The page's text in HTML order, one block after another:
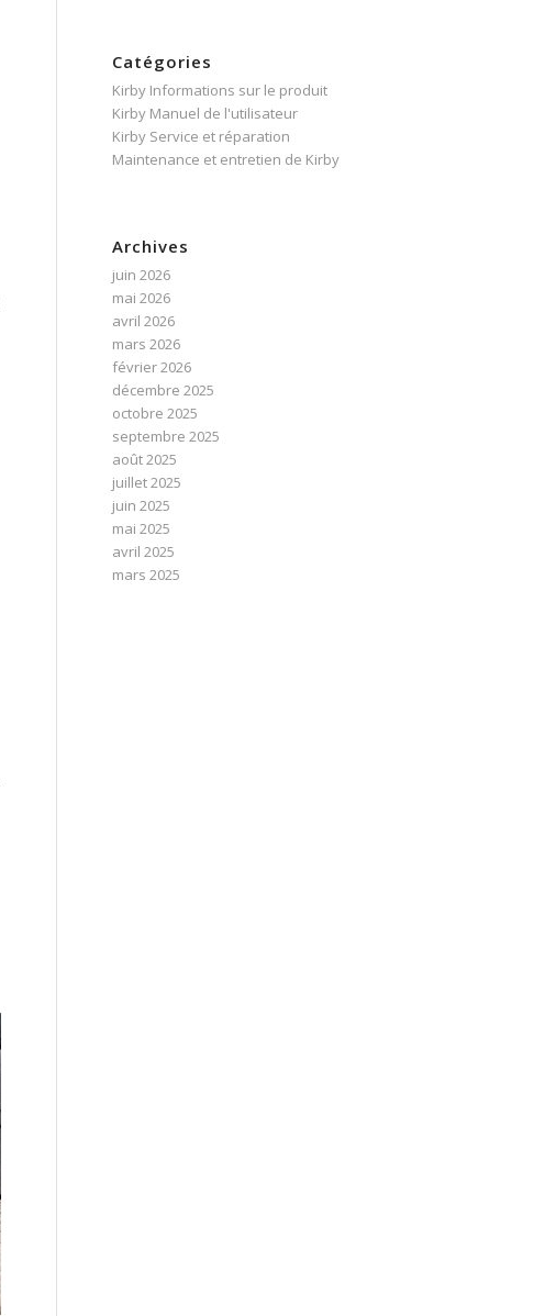
Catégories
Kirby Informations sur le produit
Kirby Manuel de l'utilisateur
Kirby Service et réparation
Maintenance et entretien de Kirby
Archives
juin 2026
mai 2026
avril 2026
mars 2026
février 2026
décembre 2025
octobre 2025
septembre 2025
août 2025
juillet 2025
juin 2025
mai 2025
avril 2025
mars 2025